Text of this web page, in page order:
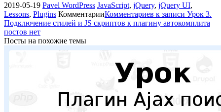
2019-05-19 Pavel WordPress JavaScript, jQuery, jQuery UI,
Lessons, Plugins КомментарииКомментариев к записи Урок 3.
Подключение стилей и JS скриптов к плагину автокомплита
постов нет
Посты на похожие темы